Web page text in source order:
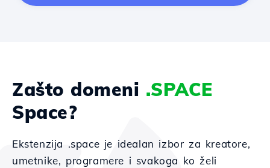
Zašto domeni .SPACE
Space?
Ekstenzija .space je idealan izbor za kreatore,
umetnike, programere i svakoga ko želi